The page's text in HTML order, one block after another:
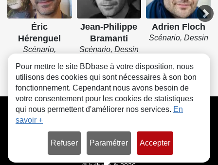
Éric
Hérenguel
Scénario,
Jean-Philippe
Bramanti
Scénario, Dessin
Adrien Floch
Scénario, Dessin
CGU FAQ Contact Cookies
Pour mettre le site BDbase à votre disposition, nous
utilisons des cookies qui sont nécessaires à son bon
fonctionnement. Cependant nous avons besoin de
votre consentement pour les cookies de statistiques
qui nous permettent d'améliorer nos services. En
savoir +
Refuser Paramétrer Accepter